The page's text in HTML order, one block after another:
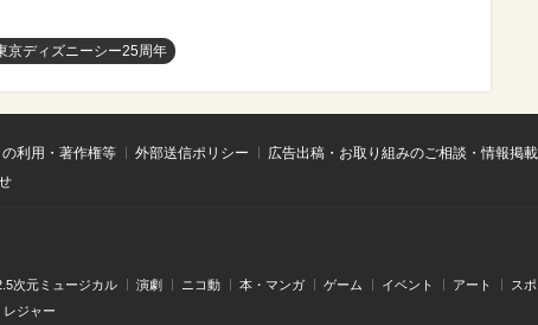
京ディズニーシー25周年
利用・著作権等 外部送信ポリシー
広告出稿・お取り組みのご相談・情報掲
次元ミュージカル 演劇 ニコ動 本・マンガ ゲーム イベント アート ス
レジャー